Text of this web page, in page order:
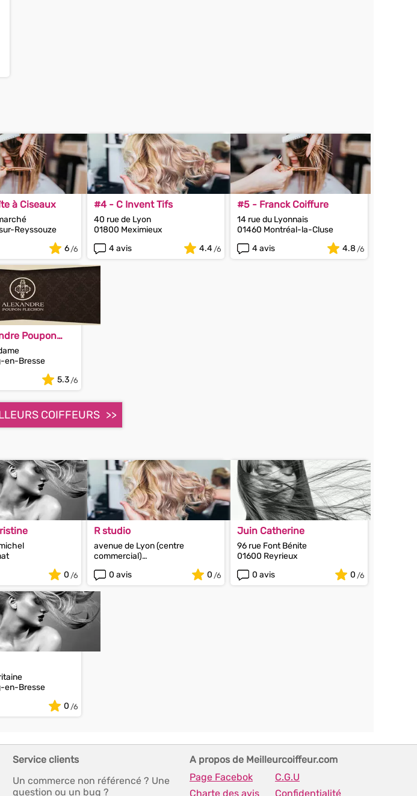
à Ciseaux
Reyssouze
6
#4 - C Invent Tifs
40 rue de Lyon
01800 Meximieux
4 avis
4.4
#5 - Franck Coiffure
14 rue du Lyonnais
01460 Montréal-la-Cluse
4 avis
4.8
Poupon
en-Bresse
5.3
COIFFEURS
0
R studio
avenue de Lyon (centre
commercial)
0 avis 0
Juin Catherine
96 rue Font Bénite
01600 Reyrieux
0 avis
0
en-Bresse
0
Service clients
Un commerce non référencé ? Une
question ou un bug ?
A propos de Meilleurcoiffeur.com
Page Facebok
C.G.U
Charte des avis
Confidentialité